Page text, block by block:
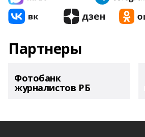
Партнеры
Фотобанк
журналистов РБ